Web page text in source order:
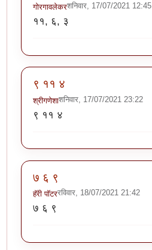
गोरगावलेकरशनिवार, 17/07/2021 12:45
११, ६, ३
९ ११ ४
श्रीगणेशाशनिवार, 17/07/2021 23:22
९ ११ ४
७ ६ ९
हॅरी पॉटररविवार, 18/07/2021 21:42
७ ६ ९